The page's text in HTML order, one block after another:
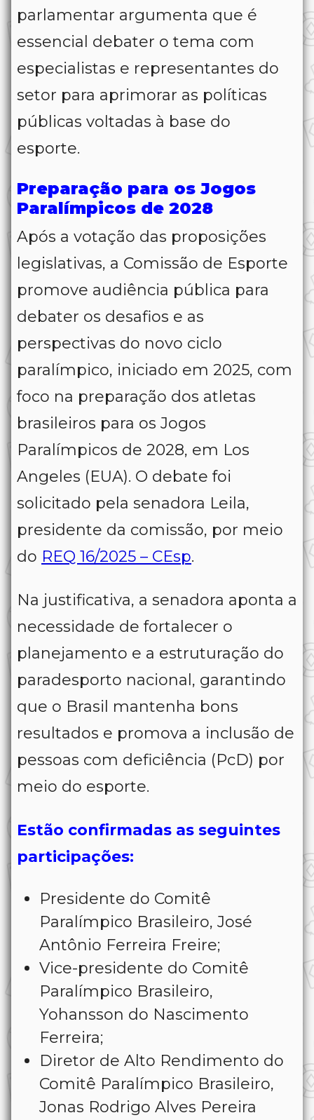
parlamentar argumenta que é
essencial debater o tema com
especialistas e representantes do
setor para aprimorar as políticas
públicas voltadas à base do
esporte.
Preparação para os Jogos
Paralímpicos de 2028
Após a votação das proposições
legislativas, a Comissão de Esporte
promove audiência pública para
debater os desafios e as
perspectivas do novo ciclo
paralímpico, iniciado em 2025, com
foco na preparação dos atletas
brasileiros para os Jogos
Paralímpicos de 2028, em Los
Angeles (EUA). O debate foi
solicitado pela senadora Leila,
presidente da comissão, por meio
do REQ 16/2025 – CEsp.
Na justificativa, a senadora aponta a
necessidade de fortalecer o
planejamento e a estruturação do
paradesporto nacional, garantindo
que o Brasil mantenha bons
resultados e promova a inclusão de
pessoas com deficiência (PcD) por
meio do esporte.
Estão confirmadas as seguintes
participações:
Presidente do Comitê
Paralímpico Brasileiro, José
Antônio Ferreira Freire;
Vice-presidente do Comitê
Paralímpico Brasileiro,
Yohansson do Nascimento
Ferreira;
Diretor de Alto Rendimento do
Comitê Paralímpico Brasileiro,
Jonas Rodrigo Alves Pereira